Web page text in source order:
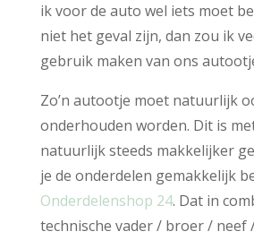
ik voor de auto wel iets moet
niet het geval zijn, dan zou ik
gebruik maken van ons
Zo’n autootje moet natuurlijk
onderhouden worden. Dit is
natuurlijk steeds makkelijker
je de onderdelen gemakkelijk
Onderdelenshop 24. Dat in
technische vader / broer / neef